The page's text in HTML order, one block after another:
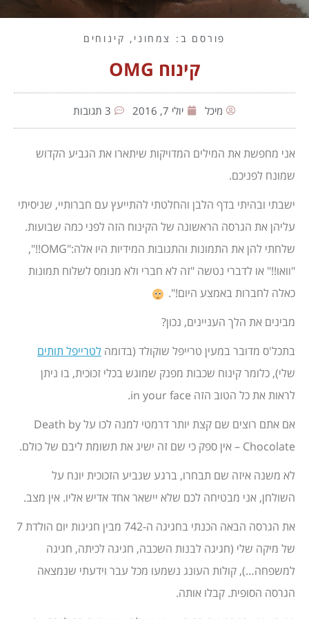
פורסם ב: צמחוני , קינוחים
קינוח OMG
מיכל יולי 7, 2016 3 תגובות
אני מחפשת את המילים המדויקות שיתארו את הגביע הקדוש
שמונח לפניכם.
ישבתי ובהיתי בדף הלבן והחלטתי להתייעץ עם חברותיי, שניסיתי
עליהן את הגרסה הראשונה של הקינוח הזה לפני כמה שבועות.
שלחתי להן את התמונות והתגובות המידיות היו אלה:"OMG!!",
"וואו!!" או לדברי נטשה "זה לא חברי ולא מנומס לשלוח תמונות
כאלה לחברות באמצע היום!".
מבינים את הלך העניינים, נכון?
בתכל'ס מדובר במעין טרייפל שוקולד (בדומה לטרייפל תותים
שלי), כלומר קינוח שכבות מפנק שמוגש בכלי זכוכית, בו ניתן
לראות את כל הטוב הזה in your face.
אם אתם רוצים שם קצת יותר דרמטי למנה לכו על Death by
Chocolate – אין ספק כי שם זה ישיג את תשומת ליבם של כולם.
לא משנה איזה שם תבחרו, ברגע שגביע הזכוכית יונח על
השולחן, אני מבטיחה לכם שלא יישאר אחד אדיש אליו. אין מצב.
את הגרסה הבאה הכנתי בחגיגה ה-742 מבין חגיגות יום הולדת 7
של מיקה שלי (חגיגה לבנות השכבה, חגיגה לכיתה, חגיגה
למשפחה…), קולות העונג נשמעו מכל עבר וידעתי שנמצאה
הגרסה הסופית. קבלו אותה.